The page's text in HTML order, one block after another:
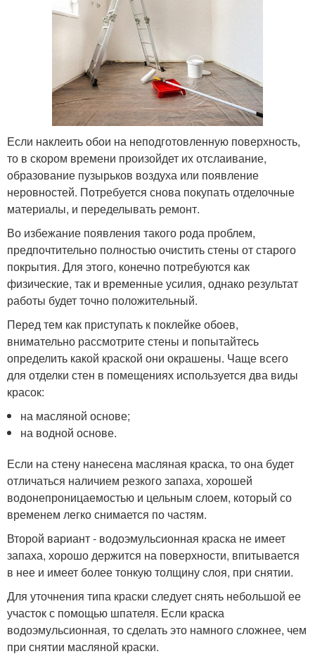
Если наклеить обои на неподготовленную поверхность,
то в скором времени произойдет их отслаивание,
образование пузырьков воздуха или появление
неровностей. Потребуется снова покупать отделочные
материалы, и переделывать ремонт.
Во избежание появления такого рода проблем,
предпочтительно полностью очистить стены от старого
покрытия. Для этого, конечно потребуются как
физические, так и временные усилия, однако результат
работы будет точно положительный.
Перед тем как приступать к поклейке обоев,
внимательно рассмотрите стены и попытайтесь
определить какой краской они окрашены. Чаще всего
для отделки стен в помещениях используется два виды
красок:
на масляной основе;
на водной основе.
Если на стену нанесена масляная краска, то она будет
отличаться наличием резкого запаха, хорошей
водонепроницаемостью и цельным слоем, который со
временем легко снимается по частям.
Второй вариант - водоэмульсионная краска не имеет
запаха, хорошо держится на поверхности, впитывается
в нее и имеет более тонкую толщину слоя, при снятии.
Для уточнения типа краски следует снять небольшой ее
участок с помощью шпателя. Если краска
водоэмульсионная, то сделать это намного сложнее, чем
при снятии масляной краски.